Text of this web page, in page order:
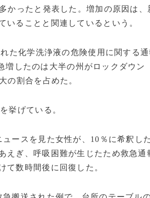
かったと発表した。増加の原因は
いることと関連しているという。
た化学洗浄液の危険使用に関する
増したのは大半の州がロックダウン
の割合を占めた。
挙げている。
ースを見た女性が、10％に希釈し
えぎ、呼吸困難が生じたため救急通
て数時間後に回復した。